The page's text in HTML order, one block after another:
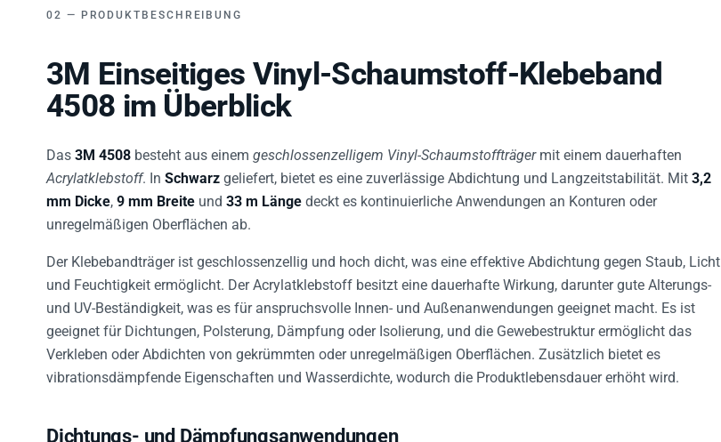
PRODUKTBESCHREIBUNG
3M Einseitiges Vinyl-Schaumstoff-Klebeband
4508 im Überblick
Das 3M 4508 besteht aus einem geschlossenzelligem Vinyl-Schaumstoffträgermit einem dauerhaften
Acrylatklebstoff. In Schwarz geliefert, bietet es eine zuverlässige Abdichtung und Langzeitstabilität. Mit 3,2
mm Dicke 9 mm Breite und 33 m Länge deckt es kontinuierliche Anwendungen an Konturen oder
unregelmäßigen Oberflächen ab.
Der Klebebandträger ist geschlossenzellig und hoch dicht, was eine effektive Abdichtung gegen Staub, Licht
und Feuchtigkeit ermöglicht. Der Acrylatklebstoff besitzt eine dauerhafte Wirkung, darunter gute Alterungs-
und UV-Beständigkeit, was es für anspruchsvolle Innen- und Außenanwendungen geeignet macht. Es ist
geeignet für Dichtungen, Polsterung, Dämpfung oder Isolierung, und die Gewebestruktur ermöglicht das
Verkleben oder Abdichten von gekrümmten oder unregelmäßigen Oberflächen. Zusätzlich bietet es
vibrationsdämpfende Eigenschaften und Wasserdichte, wodurch die Produktlebensdauer erhöht wird.
Dichtungs- und Dämpfungsanwendungen